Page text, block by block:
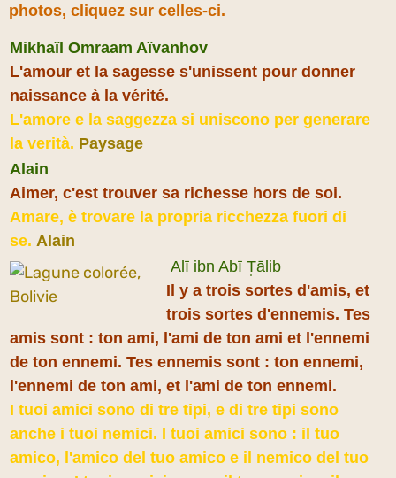
photos, cliquez sur celles-ci.
Mikhaïl Omraam Aïvanhov
L'amour et la sagesse s'unissent pour donner
naissance à la vérité.
L'amore e la saggezza si uniscono per generare
la verità. Paysage
Alain
Aimer, c'est trouver sa richesse hors de soi.
Amare, è trovare la propria ricchezza fuori di
se. Alain
Alī ibn Abī T̩ālib
Il y a trois sortes d'amis, et
trois sortes d'ennemis. Tes
amis sont : ton ami, l'ami de ton ami et l'ennemi
de ton ennemi. Tes ennemis sont : ton ennemi,
l'ennemi de ton ami, et l'ami de ton ennemi.
I tuoi amici sono di tre tipi, e di tre tipi sono
anche i tuoi nemici. I tuoi amici sono : il tuo
amico, l'amico del tuo amico e il nemico del tuo